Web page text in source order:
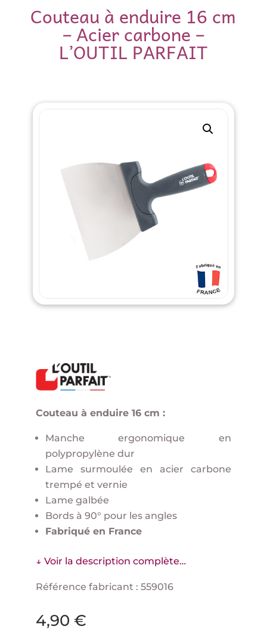
Couteau à enduire 16 cm
– Acier carbone –
L’OUTIL PARFAIT
Couteau à enduire 16 cm :
Manche ergonomique en
polypropylène dur
Lame surmoulée en acier carbone
trempé et vernie
Lame galbée
Bords à 90° pour les angles
Fabriqué en France
↓ Voir la description complète…
Référence fabricant : 559016
4,90 €